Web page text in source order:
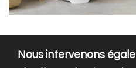
Nous intervenons